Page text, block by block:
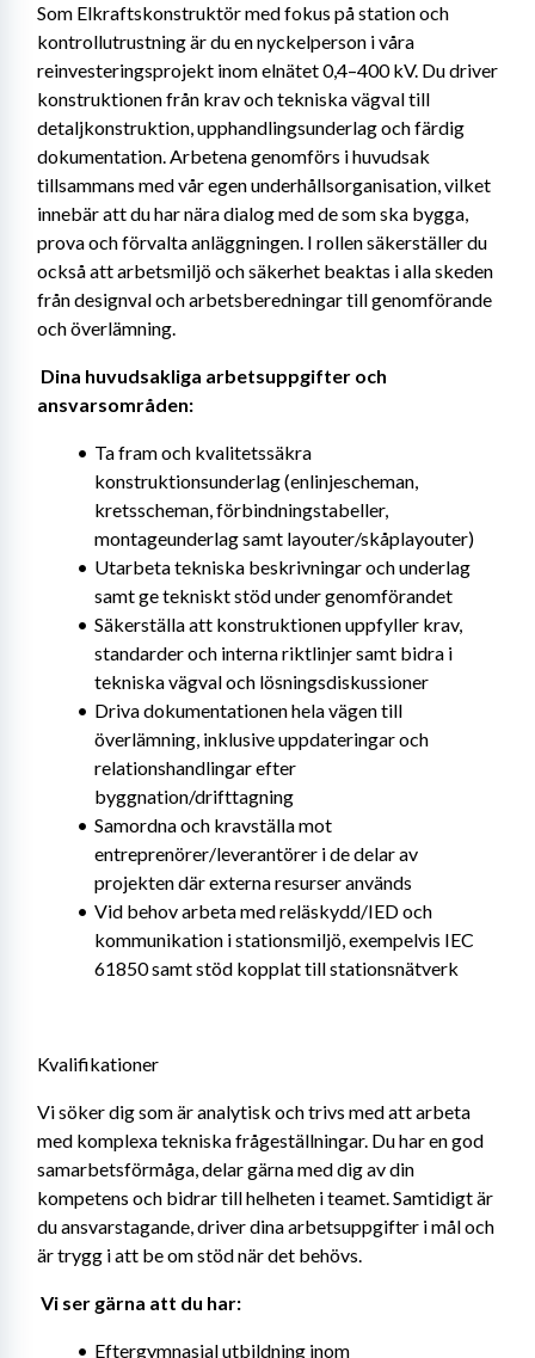
Som Elkraftskonstruktör med fokus på station och
kontrollutrustning är du en nyckelperson i våra
reinvesteringsprojekt inom elnätet 0,4–400 kV. Du driver
konstruktionen från krav och tekniska vägval till
detaljkonstruktion, upphandlingsunderlag och färdig
dokumentation. Arbetena genomförs i huvudsak
tillsammans med vår egen underhållsorganisation, vilket
innebär att du har nära dialog med de som ska bygga,
prova och förvalta anläggningen. I rollen säkerställer du
också att arbetsmiljö och säkerhet beaktas i alla skeden
från designval och arbetsberedningar till genomförande
och överlämning.
Dina huvudsakliga arbetsuppgifter och
ansvarsområden:
Ta fram och kvalitetssäkra
konstruktionsunderlag (enlinjescheman,
kretsscheman, förbindningstabeller,
montageunderlag samt layouter/skåplayouter)
Utarbeta tekniska beskrivningar och underlag
samt ge tekniskt stöd under genomförandet
Säkerställa att konstruktionen uppfyller krav,
standarder och interna riktlinjer samt bidra i
tekniska vägval och lösningsdiskussioner
Driva dokumentationen hela vägen till
överlämning, inklusive uppdateringar och
relationshandlingar efter
byggnation/drifttagning
Samordna och kravställa mot
entreprenörer/leverantörer i de delar av
projekten där externa resurser används
Vid behov arbeta med reläskydd/IED och
kommunikation i stationsmiljö, exempelvis IEC
61850 samt stöd kopplat till stationsnätverk
Kvalifikationer
Vi söker dig som är analytisk och trivs med att arbeta
med komplexa tekniska frågeställningar. Du har en god
samarbetsförmåga, delar gärna med dig av din
kompetens och bidrar till helheten i teamet. Samtidigt är
du ansvarstagande, driver dina arbetsuppgifter i mål och
är trygg i att be om stöd när det behövs.
Vi ser gärna att du har:
Eftergymnasial utbildning inom